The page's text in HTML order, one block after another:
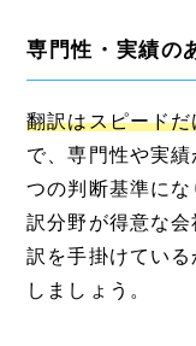
専門性・実績の
翻訳はスピード
で、専門性や実
つの判断基準に
訳分野が得意な
訳を手掛けてい
しましょう。